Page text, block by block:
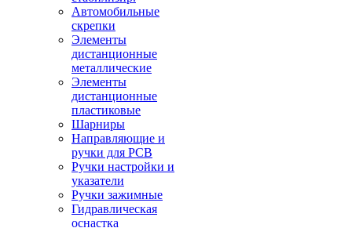
Автомобильные
скрепки
Элементы
дистанционные
металлические
Элементы
дистанционные
пластиковые
Шарниры
Направляющие и
ручки для PCB
Ручки настройки и
указатели
Ручки зажимные
Гидравлическая
оснастка